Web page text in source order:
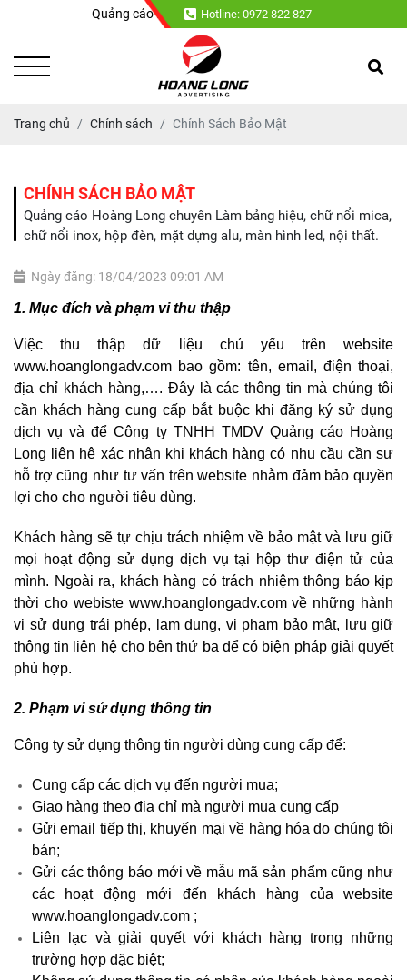
Quảng cáo Hoàng Long chuyên : Làm bảng hiệu, chữ nổi
Hotline: 0972 822 827
Trang chủ Chính sách Chính Sách Bảo Mật
CHÍNH SÁCH BẢO MẬT
Quảng cáo Hoàng Long chuyên Làm bảng hiệu, chữ nổi mica,
chữ nổi inox, hộp đèn, mặt dựng alu, màn hình led, nội thất.
Ngày đăng: 18/04/2023 09:01 AM
1. Mục đích và phạm vi thu thập
Việc thu thập dữ liệu chủ yếu trên website
www.hoanglongadv.com bao gồm: tên, email, điện thoại,
địa chỉ khách hàng,…. Đây là các thông tin mà chúng tôi
cần khách hàng cung cấp bắt buộc khi đăng ký sử dụng
dịch vụ và để Công ty TNHH TMDV Quảng cáo Hoàng
Long liên hệ xác nhận khi khách hàng có nhu cầu cần sự
hỗ trợ cũng như tư vấn trên website nhằm đảm bảo quyền
lợi cho cho người tiêu dùng.
Khách hàng sẽ tự chịu trách nhiệm về bảo mật và lưu giữ
mọi hoạt động sử dụng dịch vụ tại hộp thư điện tử của
mình. Ngoài ra, khách hàng có trách nhiệm thông báo kịp
thời cho webiste www.hoanglongadv.comvề những hành
vi sử dụng trái phép, lạm dụng, vi phạm bảo mật, lưu giữ
thông tin liên hệ cho bên thứ ba để có biện pháp giải quyết
phù hợp.
2. Phạm vi sử dụng thông tin
Công ty sử dụng thông tin người dùng cung cấp để:
Cung cấp các dịch vụ đến người mua;
Giao hàng theo địa chỉ mà người mua cung cấp
Gửi email tiếp thị, khuyến mại về hàng hóa do chúng tôi
bán;
Gửi các thông báo mới về mẫu mã sản phẩm cũng như
các hoạt động mới đến khách hàng của website
www.hoanglongadv.com ;
Liên lạc và giải quyết với khách hàng trong những
trường hợp đặc biệt;